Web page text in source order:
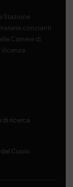
Stazione
concianti
Camere di
di ricerca
Cuoio